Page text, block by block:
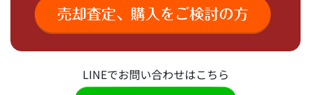
LINEでお問い合わせはこちら